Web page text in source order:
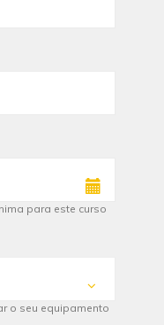
para este curso
o seu equipamento